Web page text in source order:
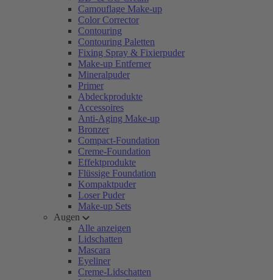
Camouflage Make-up
Color Corrector
Contouring
Contouring Paletten
Fixing Spray & Fixierpuder
Make-up Entferner
Mineralpuder
Primer
Abdeckprodukte
Accessoires
Anti-Aging Make-up
Bronzer
Compact-Foundation
Creme-Foundation
Effektprodukte
Flüssige Foundation
Kompaktpuder
Loser Puder
Make-up Sets
Augen
Alle anzeigen
Lidschatten
Mascara
Eyeliner
Creme-Lidschatten